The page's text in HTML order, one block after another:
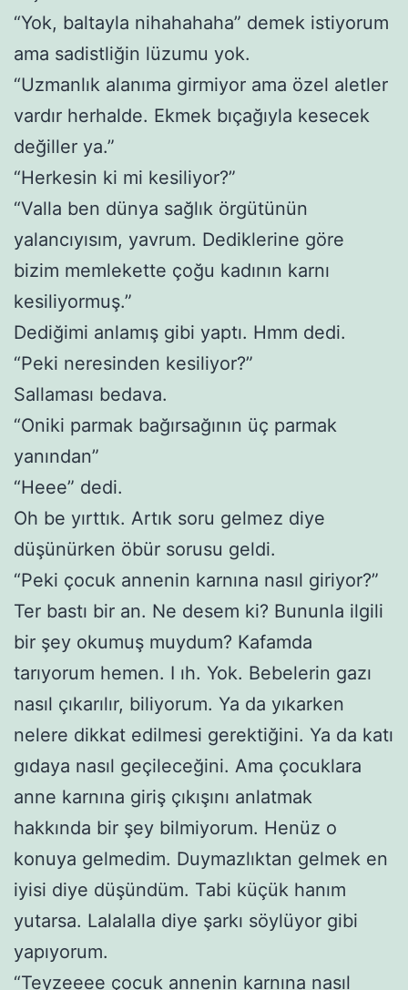
“Yok, baltayla nihahahaha” demek istiyorum
ama sadistliğin lüzumu yok.
“Uzmanlık alanıma girmiyor ama özel aletler
vardır herhalde. Ekmek bıçağıyla kesecek
değiller ya.”
“Herkesin ki mi kesiliyor?”
“Valla ben dünya sağlık örgütünün
yalancıyısım, yavrum. Dediklerine göre
bizim memlekette çoğu kadının karnı
kesiliyormuş.”
Dediğimi anlamış gibi yaptı. Hmm dedi.
“Peki neresinden kesiliyor?”
Sallaması bedava.
“Oniki parmak bağırsağının üç parmak
yanından”
“Heee” dedi.
Oh be yırttık. Artık soru gelmez diye
düşünürken öbür sorusu geldi.
“Peki çocuk annenin karnına nasıl giriyor?”
Ter bastı bir an. Ne desem ki? Bununla ilgili
bir şey okumuş muydum? Kafamda
tarıyorum hemen. I ıh. Yok. Bebelerin gazı
nasıl çıkarılır, biliyorum. Ya da yıkarken
nelere dikkat edilmesi gerektiğini. Ya da katı
gıdaya nasıl geçileceğini. Ama çocuklara
anne karnına giriş çıkışını anlatmak
hakkında bir şey bilmiyorum. Henüz o
konuya gelmedim. Duymazlıktan gelmek en
iyisi diye düşündüm. Tabi küçük hanım
yutarsa. Lalalalla diye şarkı söylüyor gibi
yapıyorum.
“Teyzeeee çocuk annenin karnına nasıl